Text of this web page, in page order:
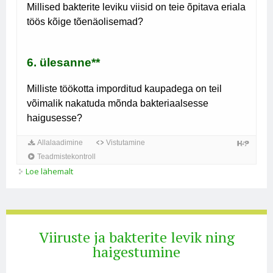
Loe lähemalt
Viiruste ja bakterite levik ning
haigestumine